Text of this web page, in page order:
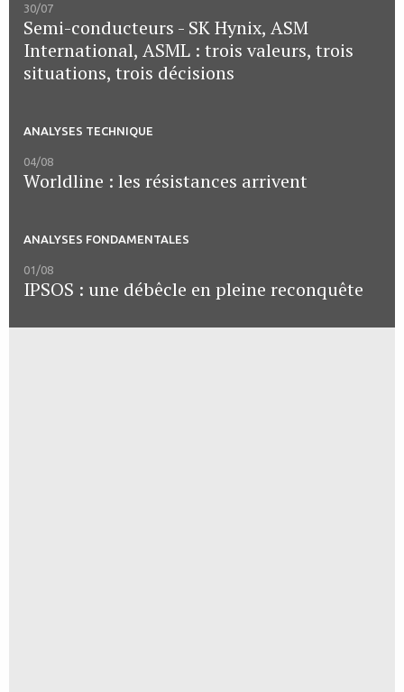
30/07
Semi-conducteurs - SK Hynix, ASM
International, ASML : trois valeurs, trois
situations, trois décisions
ANALYSES TECHNIQUE
04/08
Worldline : les résistances arrivent
ANALYSES FONDAMENTALES
01/08
IPSOS : une débêcle en pleine reconquête